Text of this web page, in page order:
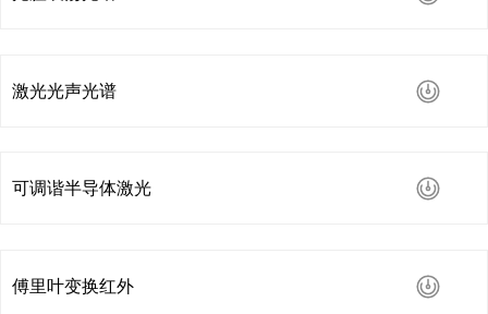
激光光声光谱
可调谐半导体激光
傅里叶变换红外